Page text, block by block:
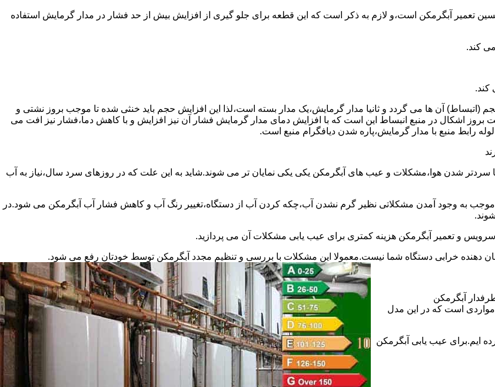
تعمیر آبگرمکن است،و لازم به ذکر است که این قطعه برای جلو گیری از افزایش بیش از حد فشار در مدار گرمایش استفاده
کند.
(اتبساط) آن ها می گردد و ثانیا مدار گرمایش،یک مدار بسته است،لذا این افزایش حجم باید خنثی شده تا موجب بروز نشتی و
بروز اشکال در منبع انبساط این است که با افزایش دمای مدار گرمایش فشار آن نیز افزایش و با کاهش دما،فشار نیز افت می
لوله رابط منبع با مدار گرمایش،پاره شدن دیافگرام منبع است.
سردتر شدن هوا،مشکلات و عیب های آبگرمکن یکی یکی نمایان تر می شوند.شاید به این علت که در روزهای سرد سال،نیاز به آب
به وجود آمدن مشکلاتی نظیر گرم نشدن آب،چکه کردن آب از دستگاه،تغییر رنگ آب و کاهش فشار آب آبگرمکن می شود.در
و تعمیر آبگرمکن هزینه کمتری برای عیب یابی مشکلات آن می پردازید.
دهنده خرابی دستگاه شما نیست.معمولا این مشکلات با بررسی و تنظیم مجدد آبگرمکن توسط خودتان رفع می شود.
آبگرمکن
است که در این مدل
ایم.برای عیب یابی آبگرمکن